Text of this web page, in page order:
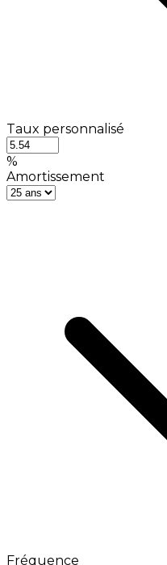
Taux personnalisé
%
Amortissement
Fréquence